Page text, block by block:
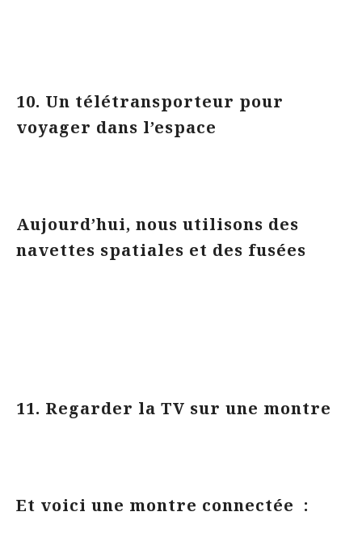
10. Un télétransporteur pour
voyager dans l’espace
Aujourd’hui, nous utilisons des
navettes spatiales et des fusées
11. Regarder la TV sur une montre
Et voici une montre connectée :